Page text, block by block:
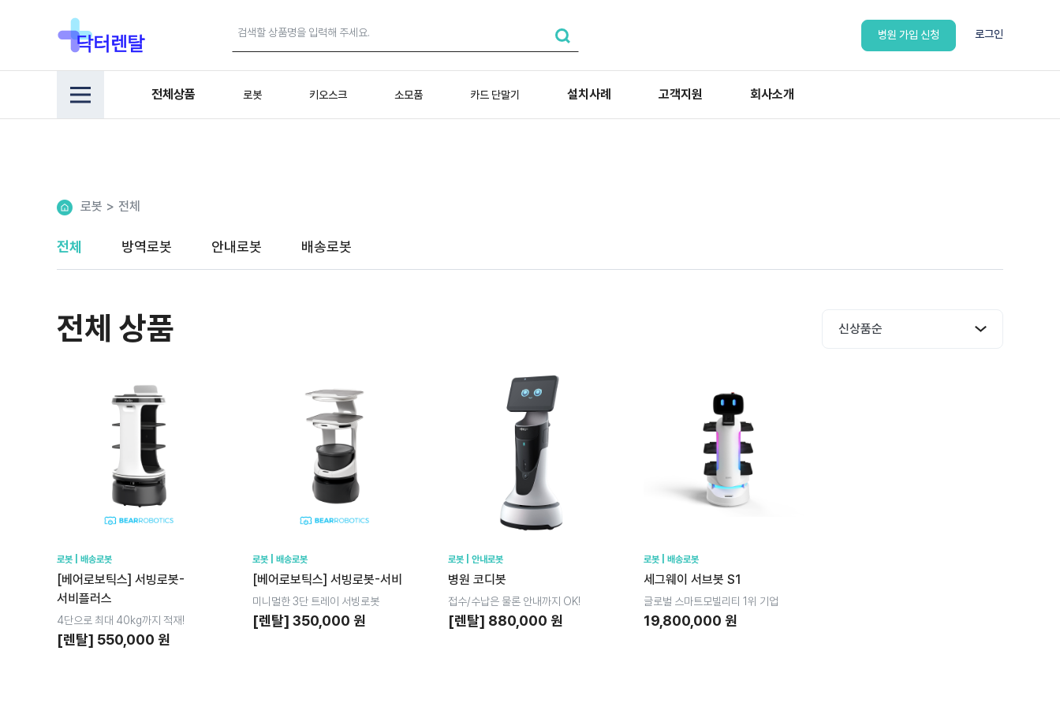
병원 가입 신청 로그인
전체상품 로봇 키오스크 소모품 카드 단말기 설치사례 고객지원 회사소개
로봇 > 전체
전체 방역로봇 안내로봇 배송로봇
전체 상품
로봇 | 배송로봇
[베어로보틱스] 서빙로봇-
서비플러스
4단으로 최대 40kg까지 적재!
[렌탈] 550,000 원
로봇 | 배송로봇
[베어로보틱스] 서빙로봇-서비
미니멀한 3단 트레이 서빙로봇
[렌탈] 350,000 원
로봇 | 안내로봇
병원 코디봇
접수/수납은 물론 안내까지 OK!
[렌탈] 880,000 원
로봇 | 배송로봇
세그웨이 서브봇 S1
글로벌 스마트모빌리티 1위 기업
19,800,000 원